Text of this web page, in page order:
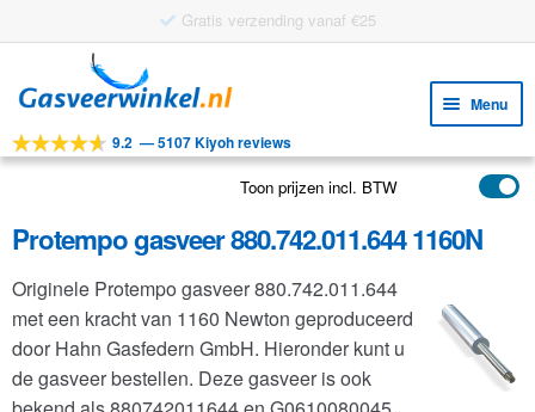
Gratis verzending vanaf €25
door
navigatie
naar
inhoud
Menu
Tools
Toepassingen
Klantenservice
FAQ
9.2 —5107 Kiyoh reviews
Toon prijzen incl. BTW
Protempo gasveer 880.742.011.644 1160N
Originele Protempo gasveer 880.742.011.644
met een kracht van 1160 Newton geproduceerd
door Hahn Gasfedern GmbH. Hieronder kunt u
de gasveer bestellen. Deze gasveer is ook